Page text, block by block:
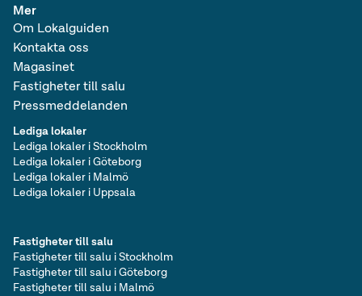
Mer
Om Lokalguiden
Kontakta oss
Magasinet
Fastigheter till salu
Pressmeddelanden
Lediga lokaler
Lediga lokaler i Stockholm
Lediga lokaler i Göteborg
Lediga lokaler i Malmö
Lediga lokaler i Uppsala
Fastigheter till salu
Fastigheter till salu i Stockholm
Fastigheter till salu i Göteborg
Fastigheter till salu i Malmö